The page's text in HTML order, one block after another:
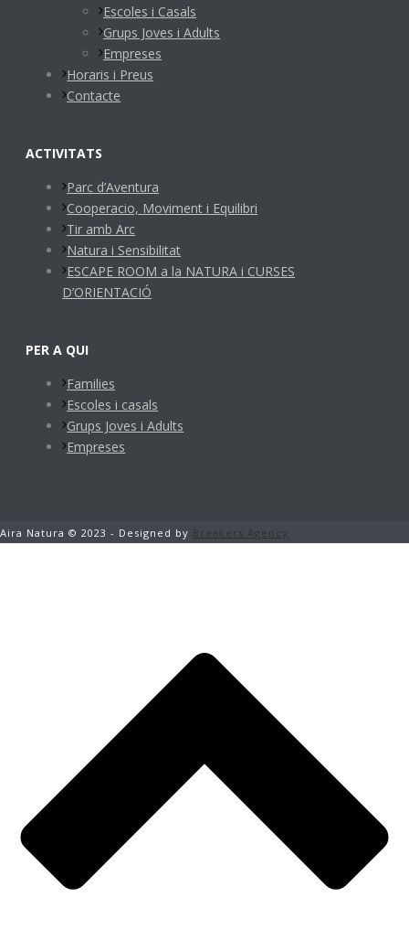
Escoles i Casals
Grups Joves i Adults
Empreses
Horaris i Preus
Contacte
ACTIVITATS
Parc d’Aventura
Cooperacio, Moviment i Equilibri
Tir amb Arc
Natura i Sensibilitat
ESCAPE ROOM a la NATURA i CURSES
D’ORIENTACIÓ
PER A QUI
Families
Escoles i casals
Grups Joves i Adults
Empreses
Aira Natura © 2023 - Designed by Breakers Agency